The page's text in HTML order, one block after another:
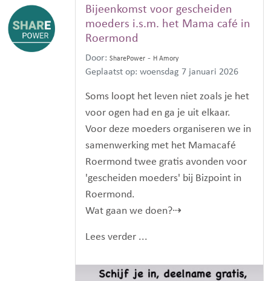
Bijeenkomst voor gescheiden
moeders i.s.m. het Mama café in
Roermond
Door: SharePower - H Amory
Geplaatst op: woensdag 7 januari 2026
Soms loopt het leven niet zoals je het
voor ogen had en ga je uit elkaar.
Voor deze moeders organiseren we in
samenwerking met het Mamacafé
Roermond twee gratis avonden voor
'gescheiden moeders' bij Bizpoint in
Roermond.
Wat gaan we doen?⇢
Lees verder ...